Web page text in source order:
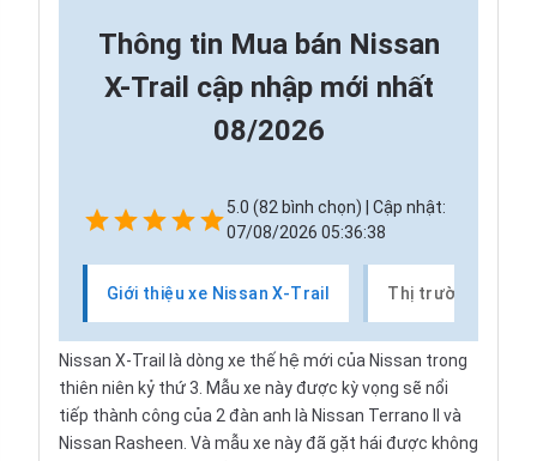
Thông tin Mua bán Nissan
X-Trail cập nhập mới nhất
08/2026
5.0 (82 bình chọn) | Cập nhật:
07/08/2026 05:36:38
Giới thiệu xe Nissan X-Trail Thị trường xe
Nissan X-Trail là dòng xe thế hệ mới của Nissan trong
thiên niên kỷ thứ 3. Mẫu xe này được kỳ vọng sẽ nổi
tiếp thành công của 2 đàn anh là Nissan Terrano II và
Nissan Rasheen. Và mẫu xe này đã gặt hái được không